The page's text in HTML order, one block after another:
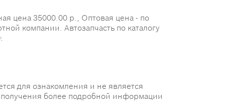
цена 35000.00 р., Оптовая цена - по
компании. Автозапчасть по каталогу
для ознакомления и не является
более подробной информации